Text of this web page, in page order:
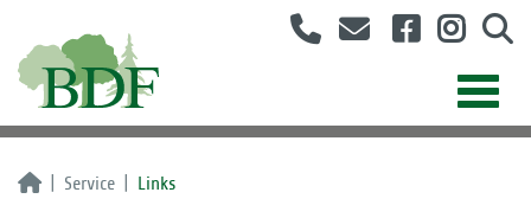
Service Links